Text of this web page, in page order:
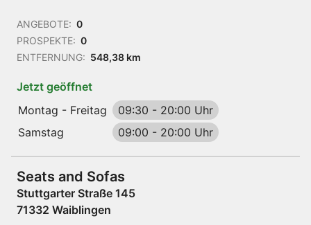
ANGEBOTE: 0
PROSPEKTE: 0
ENTFERNUNG: 548,38 km
Jetzt geöffnet
Montag - Freitag
09:30 - 20:00 Uhr
Samstag
09:00 - 20:00 Uhr
Seats and Sofas
Stuttgarter Straße 145
71332 Waiblingen